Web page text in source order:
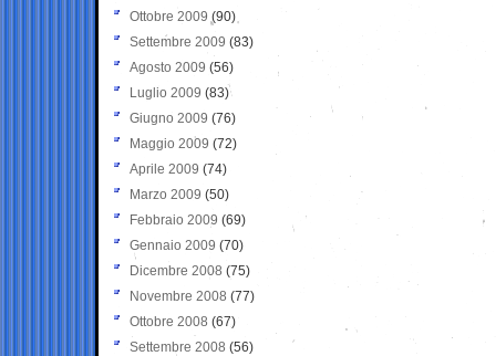
Ottobre 2009 (90)
Settembre 2009 (83)
Agosto 2009 (56)
Luglio 2009 (83)
Giugno 2009 (76)
Maggio 2009 (72)
Aprile 2009 (74)
Marzo 2009 (50)
Febbraio 2009 (69)
Gennaio 2009 (70)
Dicembre 2008 (75)
Novembre 2008 (77)
Ottobre 2008 (67)
Settembre 2008 (56)